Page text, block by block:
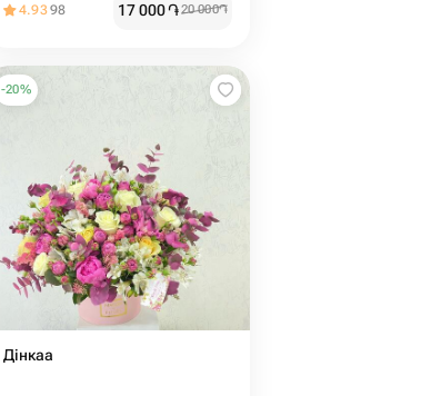
4.9398 17 000֏20 000֏
-20%
Дінкаа